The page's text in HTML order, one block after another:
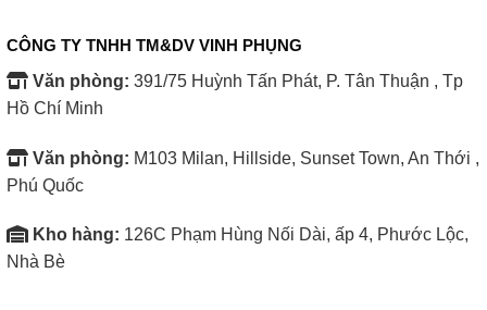
CÔNG TY TNHH TM&DV VINH PHỤNG
Văn phòng: 391/75 Huỳnh Tấn Phát, P. Tân Thuận , Tp
Hồ Chí Minh
Văn phòng: M103 Milan, Hillside, Sunset Town, An Thới ,
Phú Quốc
Kho hàng: 126C Phạm Hùng Nối Dài, ấp 4, Phước Lộc,
Nhà Bè